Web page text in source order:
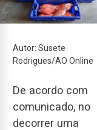
Autor: Susete
Rodrigues/AO Online
De acordo com
comunicado, no
decorrer uma